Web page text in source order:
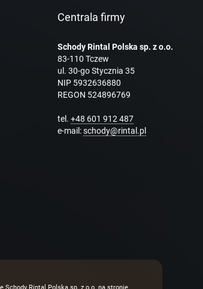
Centrala firmy
Schody Rintal Polska sp. z o.o.
83-110 Tczew
ul. 30-go Stycznia 35
NIP 5932636880
REGON 524896769
tel. +48 601 912 487
e-mail:schody@rintal.pl